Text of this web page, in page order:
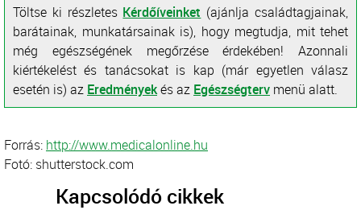
Töltse ki részletes Kérdőíveinket (ajánlja családtagjainak,
barátainak, munkatársainak is), hogy megtudja, mit tehet
még egészségének megőrzése érdekében! Azonnali
kiértékelést és tanácsokat is kap (már egyetlen válasz
esetén is) az Eredményekés az Egészségterv menü alatt.
Forrás: http://www.medicalonline.hu
Fotó: shutterstock.com
Kapcsolódó cikkek